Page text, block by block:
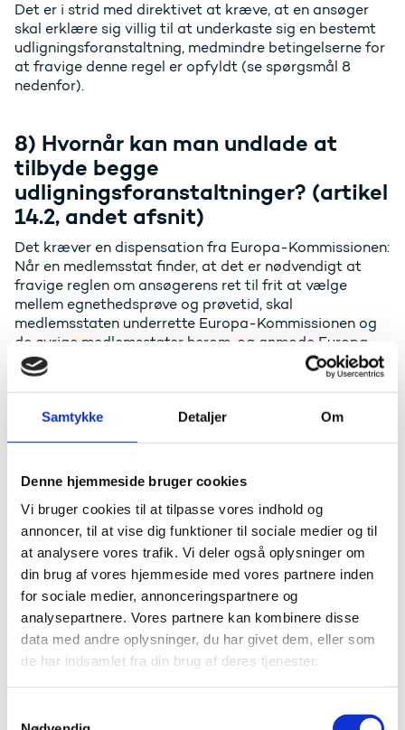
Samtykke Detaljer Om
Denne hjemmeside bruger cookies
Vi bruger cookies til at tilpasse vores indhold og
annoncer, til at vise dig funktioner til sociale medier og til
at analysere vores trafik. Vi deler også oplysninger om
din brug af vores hjemmeside med vores partnere inden
for sociale medier, annonceringspartnere og
analysepartnere. Vores partnere kan kombinere disse
data med andre oplysninger, du har givet dem, eller som
de har indsamlet fra din brug af deres tjenester.
Det er i strid med direktivet at kræve, at en ansøger
skal erklære sig villig til at underkaste sig en bestemt
udligningsforanstaltning, medmindre betingelserne for
at fravige denne regel er opfyldt (se spørgsmål 8
nedenfor).
8) Hvornår kan man undlade at
tilbyde begge
udligningsforanstaltninger? (artikel
14.2, andet afsnit)
Det kræver en dispensation fra Europa-Kommissionen:
Når en medlemsstat finder, at det er nødvendigt at
fravige reglen om ansøgerens ret til frit at vælge
mellem egnethedsprøve og prøvetid, skal
medlemsstaten underrette Europa-Kommissionen og
de øvrige medlemsstater herom, og anmode Europa-
Kommissionen om dispensation for anvendelse af
artikel 14.2, første afsnit. Dispensationsanmodningen
og tredje afsnit.
9) Kan en egnethedsprøve (jf.
artikel 14 i direktiv 2005/36/EF)
være en praktisk prøve?
Hvis uddannelsen i Danmark består af en teoretisk og
en praktisk del, og ansøgerens medbragte uddannelse
er en teoretisk uddannelse, kan den manglende
praktiske uddannelse evt. betegnes som et manglende
"fag". I givet fald vil det være muligt at kræve, at det
fag bliver genstand for en egnethedsprøve. Den
eventuelle egnethedsprøve eller dele af prøven vil
således kunne aflægges som en praktisk prøve.
Inden en sådan prøve fastsættes, skal den kompetente